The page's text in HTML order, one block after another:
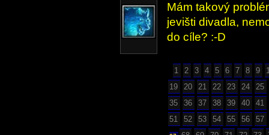
Mám takový
jevišti divadla,
do cíle? :-D
1 2 3 4 5 6 7 8 9
19
20 21 22 23 24
25
35
36 37 38 39 40
41
51
52 53 54 55 56 57